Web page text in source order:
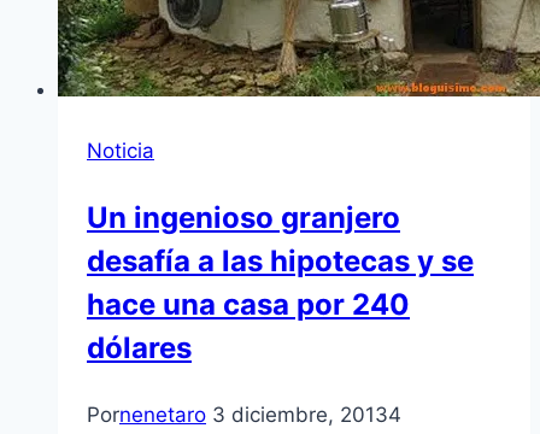
Noticia
Un ingenioso granjero
desafía a las hipotecas y se
hace una casa por 240
dólares
Pornenetaro 3 diciembre, 20134